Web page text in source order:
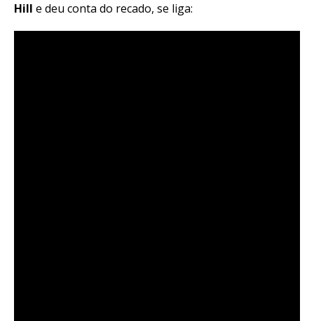
Hill e deu conta do recado, se liga: